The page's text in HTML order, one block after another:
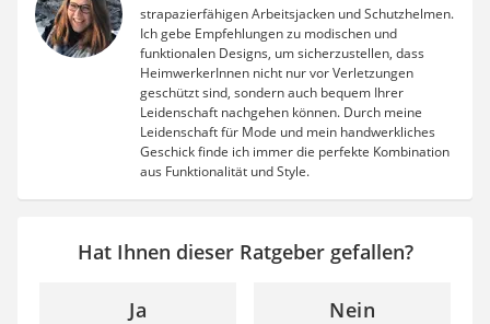
strapazierfähigen Arbeitsjacken und Schutzhelmen.
Ich gebe Empfehlungen zu modischen und
funktionalen Designs, um sicherzustellen, dass
HeimwerkerInnen nicht nur vor Verletzungen
geschützt sind, sondern auch bequem Ihrer
Leidenschaft nachgehen können. Durch meine
Leidenschaft für Mode und mein handwerkliches
Geschick finde ich immer die perfekte Kombination
aus Funktionalität und Style.
Hat Ihnen dieser Ratgeber gefallen?
Ja Nein